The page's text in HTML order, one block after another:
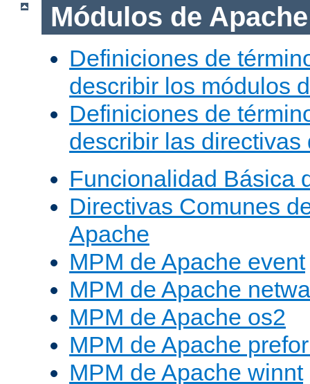
Módulos de Apache
Definiciones de
describir los módulos
Definiciones de
describir las directivas
Funcionalidad Básica
Directivas Comunes
Apache
MPM de Apache event
MPM de Apache
MPM de Apache os2
MPM de Apache
MPM de Apache winnt